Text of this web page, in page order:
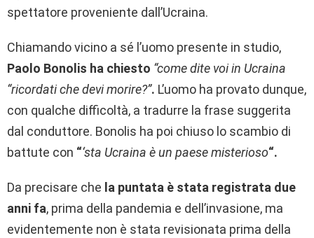
spettatore proveniente dall’Ucraina.
Chiamando vicino a sé l’uomo presente in studio,
Paolo Bonolis ha chiesto “come dite voi in Ucraina
“ricordati che devi morire?”. L’uomo ha provato dunque,
con qualche difficoltà, a tradurre la frase suggerita
dal conduttore. Bonolis ha poi chiuso lo scambio di
battute con “‘sta Ucraina è un paese misterioso“.
Da precisare che la puntata è stata registrata due
anni fa, prima della pandemia e dell’invasione, ma
evidentemente non è stata revisionata prima della